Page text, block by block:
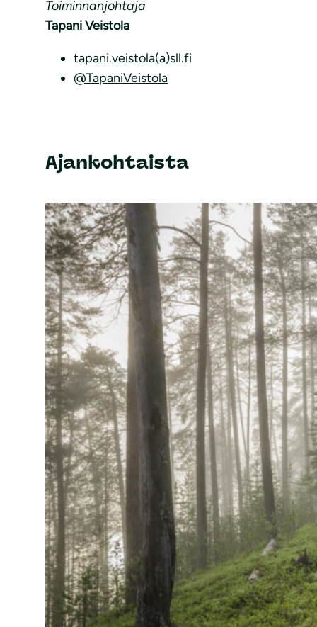
Toiminnanjohtaja
Tapani Veistola
tapani.veistola(a)sll.fi
@TapaniVeistola
Ajankohtaista